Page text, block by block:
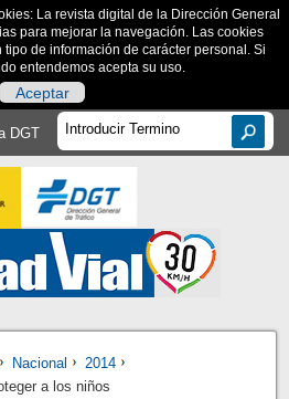
La revista digital de la Dirección General
para mejorar la navegación. Las cookies
de información de carácter personal. Si
entendemos acepta su uso.
Aceptar
DGT
Nacional
2014
a los niños